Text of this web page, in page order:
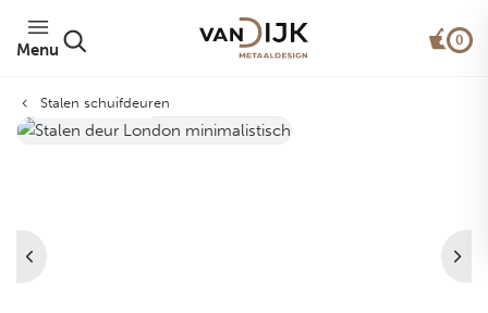
Menu
0
Stalen schuifdeuren
Minimalistisch